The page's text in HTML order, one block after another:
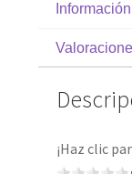
¡Haz clic